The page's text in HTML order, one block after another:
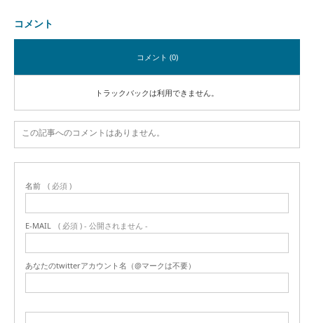
コメント
コメント (0)
トラックバックは利用できません。
この記事へのコメントはありません。
名前 ( 必須 )
E-MAIL ( 必須 ) - 公開されません -
あなたのtwitterアカウント名（@マークは不要）